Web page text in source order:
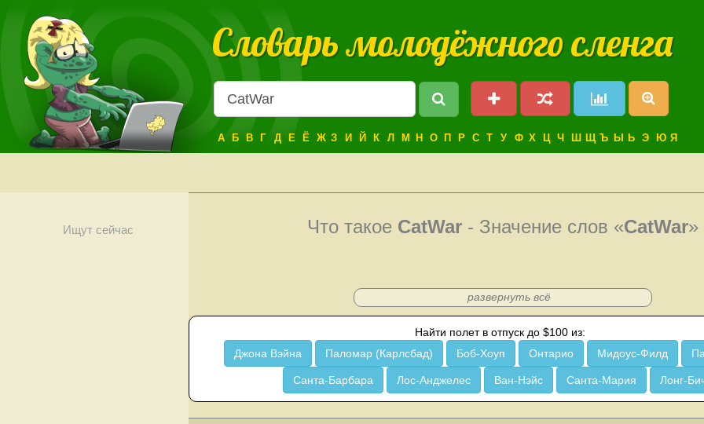
Словарь молодёжного сленга
А Б В Г Д Е Ё Ж З И Й К Л М Н О П Р С Т У Ф Х Ц Ч Ш Щ Ъ Ы Ь Э Ю Я
Ищут сейчас Что такое CatWar - Значение слов «CatWar»
развернуть всё
Найти полет в отпуск до $100 из:
Джона Вэйна
Паломар (Карлсбад) Боб-Хоуп Онтарио Мидоус-Филд
Санта-Барбара Лос-Анджелес Ван-Нэйс Санта-Мария Лонг-